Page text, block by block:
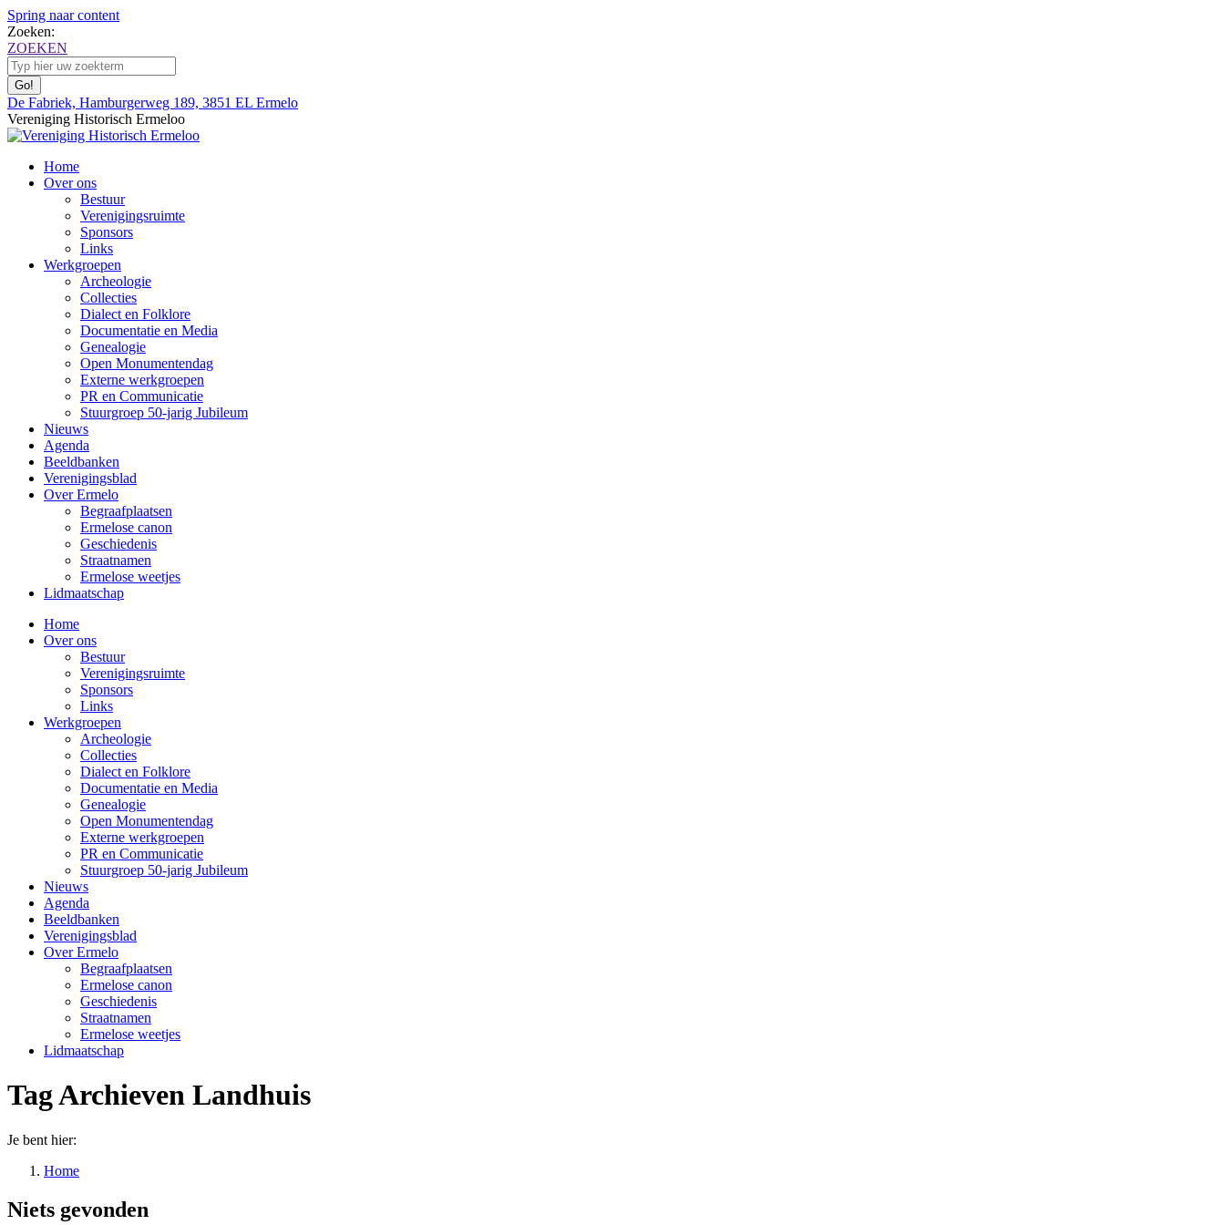
Spring naar content
Zoeken:
ZOEKEN
De Fabriek, Hamburgerweg 189, 3851 EL Ermelo
Vereniging Historisch Ermeloo
Home
Over ons
Bestuur
Verenigingsruimte
Sponsors
Links
Werkgroepen
Archeologie
Collecties
Dialect en Folklore
Documentatie en Media
Genealogie
Open Monumentendag
Externe werkgroepen
PR en Communicatie
Stuurgroep 50-jarig Jubileum
Nieuws
Agenda
Beeldbanken
Verenigingsblad
Over Ermelo
Begraafplaatsen
Ermelose canon
Geschiedenis
Straatnamen
Ermelose weetjes
Lidmaatschap
Home
Over ons
Bestuur
Verenigingsruimte
Sponsors
Links
Werkgroepen
Archeologie
Collecties
Dialect en Folklore
Documentatie en Media
Genealogie
Open Monumentendag
Externe werkgroepen
PR en Communicatie
Stuurgroep 50-jarig Jubileum
Nieuws
Agenda
Beeldbanken
Verenigingsblad
Over Ermelo
Begraafplaatsen
Ermelose canon
Geschiedenis
Straatnamen
Ermelose weetjes
Lidmaatschap
Tag Archieven Landhuis
Je bent hier:
Home
Niets gevonden